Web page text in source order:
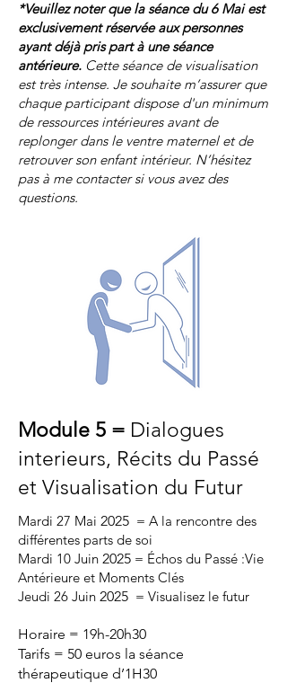
*Veuillez noter que la séance du 6 Mai est
exclusivement réservée aux personnes
ayant déjà pris part à une séance
antérieure. Cette séance de visualisation
est très intense. Je souhaite m’assurer que
chaque participant dispose d'un minimum
de ressources intérieures avant de
replonger dans le ventre maternel et de
retrouver son enfant intérieur. N’hésitez
pas à me contacter si vous avez des
questions.
Module 5 = Dialogues
interieurs, Récits du Passé
et Visualisation du Futur
Mardi 27 Mai 2025 = A la rencontre des
différentes parts de soi
Mardi 10 Juin 2025 = Échos du Passé :Vie
Antérieure et Moments Clés
Jeudi 26 Juin 2025 = Visualisez le futur
Horaire = 19h-20h30
Tarifs = 50 euros la séance
thérapeutique d’1H30